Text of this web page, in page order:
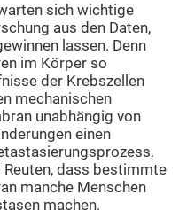
sich wichtige
aus den Daten,
lassen. Denn
im Körper so
der Krebszellen
mechanischen
unabhängig von
einen
dass bestimmte
manche Menschen
machen.